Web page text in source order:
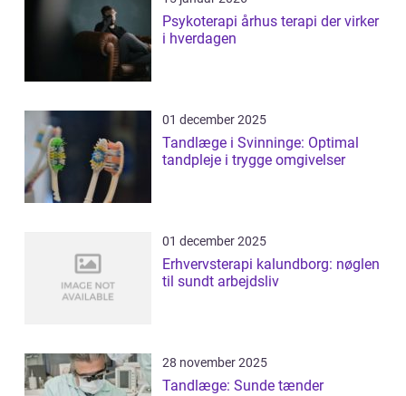
Psykoterapi århus terapi der virker
i hverdagen
01 december 2025
Tandlæge i Svinninge: Optimal
tandpleje i trygge omgivelser
01 december 2025
Erhvervsterapi kalundborg: nøglen
til sundt arbejdsliv
28 november 2025
Tandlæge: Sunde tænder